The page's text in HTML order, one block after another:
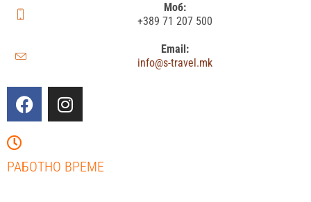
Моб:
+389 71 207 500
Email:
info@s-travel.mk
РАБОТНО ВРЕМЕ